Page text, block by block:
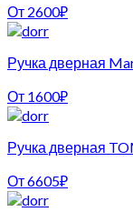
От 2600₽
Ручка дверная
От 1600₽
Ручка дверная
От6605₽